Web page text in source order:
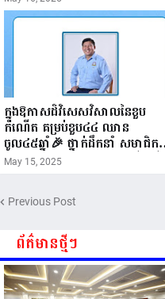
ក្នុងឱកាសដ៏វិសេសវិសាលនៃខួប
កំណើត គម្រប់ខួប៤៤ ឈាន
ចូល៤៥ឆ្នាំ🎉 ថ្នាក់ដឹកនាំ សមាជិក
សមាជិកា នៃក្រុមគ្រួសារកម្មវិធីអាជីវ
ជូនពរ ជូនចំពោះ ឯកឧត្តម សាយ
សំអាល់ ប្រធានសហភាពសហព័ន្ធ
បាននូវ សុខភាពល្អបរិបូរណ៍
កម្លាំងមាំមួន បញ្ញាញាណវាងវៃ
អាយុយឺនយូរ ...
May 15, 2025
Previous Post
ព័ត៌មានថ្មីៗ